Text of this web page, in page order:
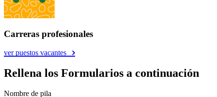
Carreras profesionales
ver puestos vacantes
Rellena los Formularios a continuación
Nombre de pila